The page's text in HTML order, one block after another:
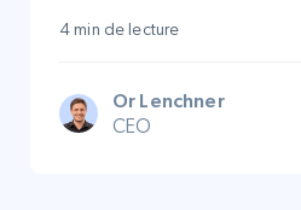
4 min de lecture
Or Lenchner
CEO